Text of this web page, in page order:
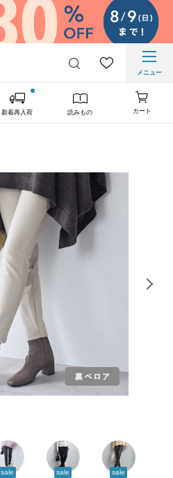
メニュー
新着再入荷 読みもの カート
sale sale sale